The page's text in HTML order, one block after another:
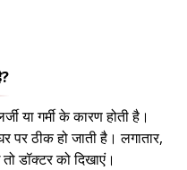
या गर्मी के कारण होती है।
पर ठीक हो जाती है। लगातार,
डॉक्टर को दिखाएं।